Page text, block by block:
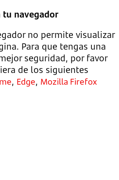
tu navegador
no permite visualizar
Para que tengas una
seguridad, por favor
de los siguientes
, Edge, Mozilla Firefox